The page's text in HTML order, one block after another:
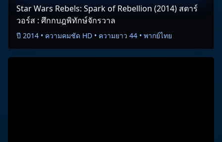
Star Wars Rebels: Spark of Rebellion (2014) สตาร์
วอร์ส : ศึกกบฎพิทักษ์จักรวาล
ปี 2014 • ความคมชัด HD • ความยาว 44 • พากย์ไทย